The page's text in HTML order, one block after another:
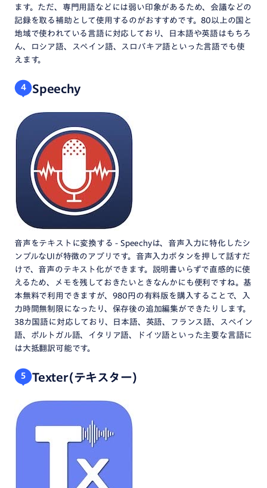
ます。ただ、専門用語などには弱い印象があるため、会議などの
記録を取る補助として使用するのがおすすめです。80以上の国と
地域で使われている言語に対応しており、日本語や英語はもちろ
ん、ロシア語、スペイン語、スロバキア語といった言語でも使
えます。
4 Speechy
音声をテキストに変換する - Speechyは、音声入力に特化したシ
ンプルなUIが特徴のアプリです。音声入力ボタンを押して話すだ
けで、音声のテキスト化ができます。説明書いらずで直感的に使
えるため、メモを残しておきたいときなんかにも便利ですね。基
本無料で利用できますが、980円の有料版を購入することで、入
力時間無制限になったり、保存後の追加編集ができたりします。
38カ国語に対応しており、日本語、英語、フランス語、スペイン
語、ポルトガル語、イタリア語、ドイツ語といった主要な言語に
は大抵翻訳可能です。
5 Texter(テキスター)